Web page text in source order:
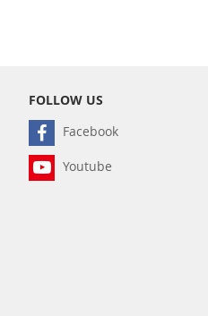
FOLLOW US
Facebook
Youtube